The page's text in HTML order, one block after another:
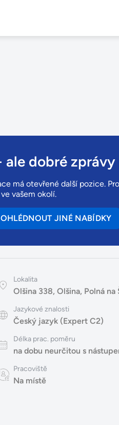
dobré zprávy
má otevřené další pozice.
vašem okolí.
JINÉ NABÍDKY
Lokalita
Olšina 338, Olšina, Polná
Jazykové znalosti
Český jazyk (Expert C2)
Délka prac. poměru
na dobu neurčitou s
Pracoviště
Na místě